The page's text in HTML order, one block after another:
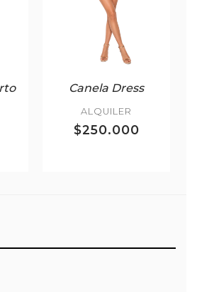
Canela Dress
ALQUILER
$250.000